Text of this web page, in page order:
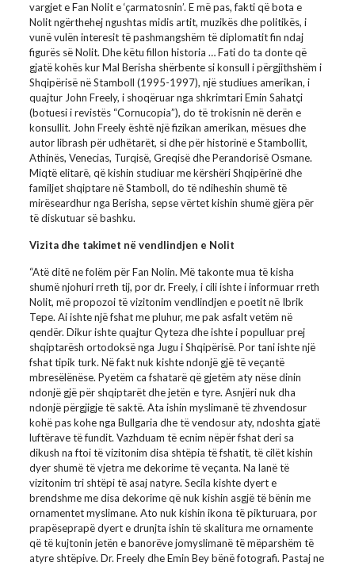
vargjet e Fan Nolit e ‘çarmatosnin’. E më pas, fakti që bota e
Nolit ngërthehej ngushtas midis artit, muzikës dhe politikës, i
vunë vulën interesit të pashmangshëm të diplomatit fin ndaj
figurës së Nolit. Dhe këtu fillon historia … Fati do ta donte që
gjatë kohës kur Mal Berisha shërbente si konsull i përgjithshëm i
Shqipërisë në Stamboll (1995-1997), një studiues amerikan, i
quajtur John Freely, i shoqëruar nga shkrimtari Emin Sahatçi
(botuesi i revistës “Cornucopia”), do të trokisnin në derën e
konsullit. John Freely është një fizikan amerikan, mësues dhe
autor librash për udhëtarët, si dhe për historinë e Stambollit,
Athinës, Venecias, Turqisë, Greqisë dhe Perandorisë Osmane.
Miqtë elitarë, që kishin studiuar me kërshëri Shqipërinë dhe
familjet shqiptare në Stamboll, do të ndiheshin shumë të
mirëseardhur nga Berisha, sepse vërtet kishin shumë gjëra për
të diskutuar së bashku.
Vizita dhe takimet në vendlindjen e Nolit
“Atë ditë ne folëm për Fan Nolin. Më takonte mua të kisha
shumë njohuri rreth tij, por dr. Freely, i cili ishte i informuar rreth
Nolit, më propozoi të vizitonim vendlindjen e poetit në Ibrik
Tepe. Ai ishte një fshat me pluhur, me pak asfalt vetëm në
qendër. Dikur ishte quajtur Qyteza dhe ishte i populluar prej
shqiptarësh ortodoksë nga Jugu i Shqipërisë. Por tani ishte një
fshat tipik turk. Në fakt nuk kishte ndonjë gjë të veçantë
mbresëlënëse. Pyetëm ca fshatarë që gjetëm aty nëse dinin
ndonjë gjë për shqiptarët dhe jetën e tyre. Asnjëri nuk dha
ndonjë përgjigje të saktë. Ata ishin myslimanë të zhvendosur
kohë pas kohe nga Bullgaria dhe të vendosur aty, ndoshta gjatë
luftërave të fundit. Vazhduam të ecnim nëpër fshat deri sa
dikush na ftoi të vizitonim disa shtëpia të fshatit, të cilët kishin
dyer shumë të vjetra me dekorime të veçanta. Na lanë të
vizitonim tri shtëpi të asaj natyre. Secila kishte dyert e
brendshme me disa dekorime që nuk kishin asgjë të bënin me
ornamentet myslimane. Ato nuk kishin ikona të pikturuara, por
prapëseprapë dyert e drunjta ishin të skalitura me ornamente
që të kujtonin jetën e banorëve jomyslimanë të mëparshëm të
atyre shtëpive. Dr. Freely dhe Emin Bey bënë fotografi. Pastaj ne